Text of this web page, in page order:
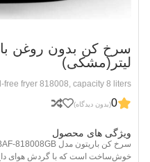
لیتر(مشکی)
free fryer 818008, capacity 8 liters
0(بدون دیدگاه)
ویژگی های محصول
خوش‌ساخت است که با گردش هوای